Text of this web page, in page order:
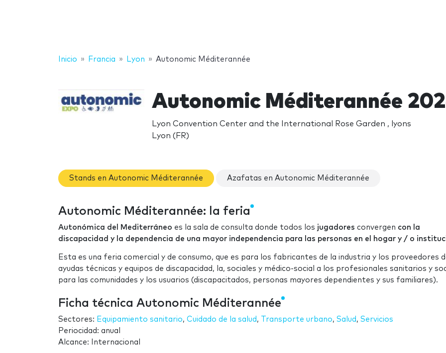
Inicio Francia Lyon Autonomic Méditerannée
Autonomic Méditerannée
Lyon Convention Center and the International Rose Garden , lyons
Lyon (FR)
Stands en Autonomic Méditerannée Azafatas en Autonomic Méditerannée
Autonomic Méditerannée: la feria
Autonómica del Mediterráneo es la sala de consulta donde todos los jugadores convergen con la
discapacidad y la dependencia de una mayor independencia para las personas en el hogar y / o
Esta es una feria comercial y de consumo, que es para los fabricantes de la industria y los proveedores
ayudas técnicas y equipos de discapacidad, la, sociales y médico-social a los profesionales sanitarios y
para las comunidades y los usuarios (discapacitados, personas mayores dependientes y sus familiares).
Ficha técnica Autonomic Méditerannée
Sectores: Equipamiento sanitario, Cuidado de la salud , Transporte urbano, Salud , Servicios
Periocidad: anual
Alcance: Internacional